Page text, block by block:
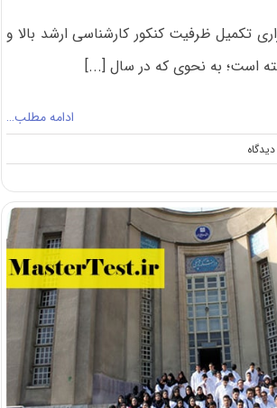
تکمیل ظرفیت کنکور کارشناسی ارشد بالا و
است؛ به نحوی که در سال [...]
ادامه مطلب…
on
داوطلبان
کارشناسی
ارشد
۱۴۰۲
در
انتظار
تکمیل
ظرفیت